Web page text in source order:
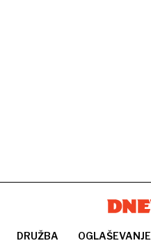
DRUŽBA
OGLAŠEVANJE